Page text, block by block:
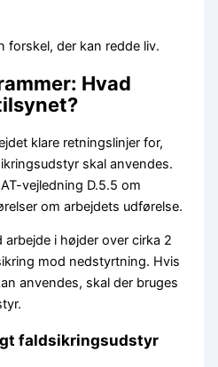
forskel, der kan redde liv.
Hvad
klare retningslinjer for,
skal anvendes.
vejledning D.5.5 om
om arbejdets udførelse.
arbejde i højder over cirka 2
mod nedstyrtning. Hvis
anvendes, skal der bruges
faldsikringsudstyr